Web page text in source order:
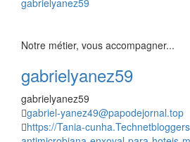
gabrielyanez59
Notre métier, vous accompagner...
gabrielyanez59
gabrielyanez59
gabriel-yanez49@papodejornal.top
https://Tania-